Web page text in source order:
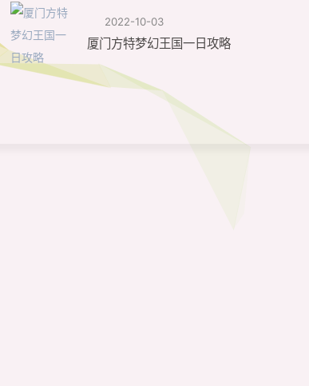
2022-10-03
厦门方特梦幻王国一日攻略